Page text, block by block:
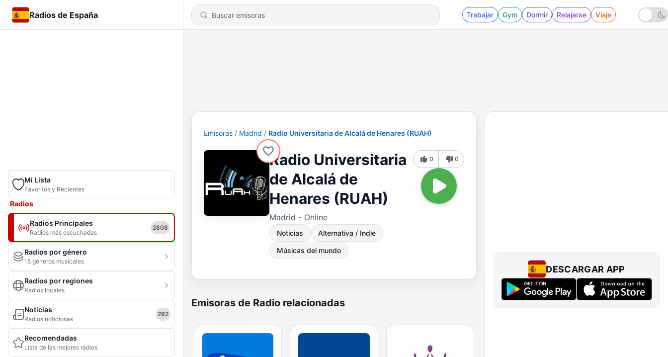
Radios de España Trabajar Gym Dormir Relajarse Viaje
Mi Lista
Favoritos y Recientes
Radios
Radios Principales
Radios más escuchadas
2808
Radios por género
15 géneros musicales
Radios por regiones
Radios locales
Noticias
Radios noticiosas
292
Recomendadas
Lista de las mejores radios
Emisoras Madrid Radio Universitaria de Alcalá de Henares (RUAH)
Radio Universitaria
de Alcalá de
Henares (RUAH)
Madrid - Online
Noticias Alternativa / Indie
Músicas del mundo
0 0
Emisoras de Radio relacionadas
DESCARGAR APP